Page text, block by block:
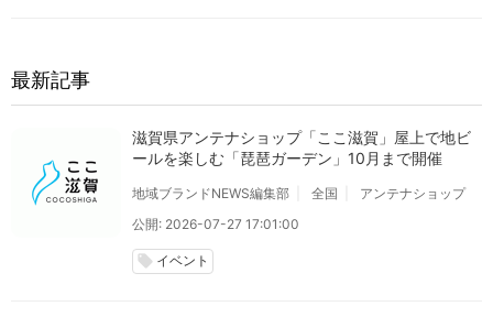
最新記事
滋賀県アンテナショップ「ここ滋賀」屋上で地ビ
ールを楽しむ「琵琶ガーデン」10月まで開催
地域ブランドNEWS編集部 全国
アンテナショップ
公開: 2026-07-27 17:01:00
local_offer イベント